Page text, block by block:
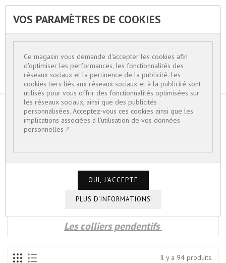
ACCUEIL BIJOUX FEMME COLLIERS MODE
COLLIERS MODE
Les colliers pendentifs
Il y a 94 produits.
VOS PARAMÈTRES DE COOKIES
Ce magasin vous demande d'accepter les cookies afin
d'optimiser les performances, les fonctionnalités des
réseaux sociaux et la pertinence de la publicité. Les
cookies tiers liés aux réseaux sociaux et à la publicité sont
utilisés pour vous offrir des fonctionnalités optimisées sur
les réseaux sociaux, ainsi que des publicités
personnalisées. Acceptez-vous ces cookies ainsi que les
implications associées à l'utilisation de vos données
personnelles ?